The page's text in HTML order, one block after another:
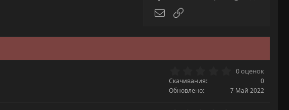
Электронная почта
0
0
0 оценок
Скачивания
0
Обновлено
7 Май 2022